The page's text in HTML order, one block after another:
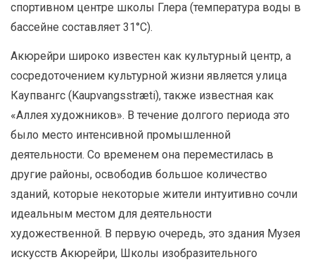
спортивном центре школы Глера (температура воды в
бассейне составляет 31°С).
Акюрейри широко известен как культурный центр, а
сосредоточением культурной жизни является улица
Каупвангс (Kaupvangsstræti), также известная как
«Аллея художников». В течение долгого периода это
было место интенсивной промышленной
деятельности. Со временем она переместилась в
другие районы, освободив большое количество
зданий, которые некоторые жители интуитивно сочли
идеальным местом для деятельности
художественной. В первую очередь, это здания Музея
искусств Акюрейри, Школы изобразительного